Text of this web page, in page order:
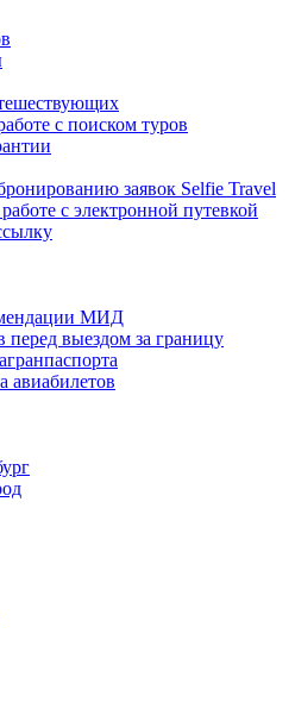
с поиском туров
заявок Selfie Travel
с электронной путевкой
МИД
перед выездом за границу
авиабилетов